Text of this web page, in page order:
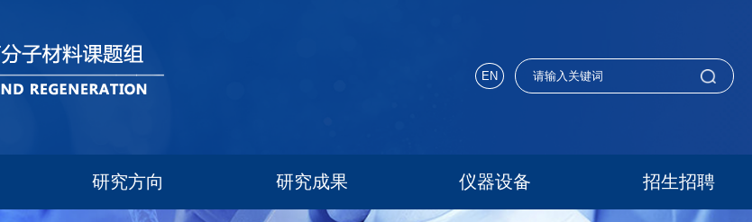
EN
研究方向 研究成果 仪器设备 招生招聘